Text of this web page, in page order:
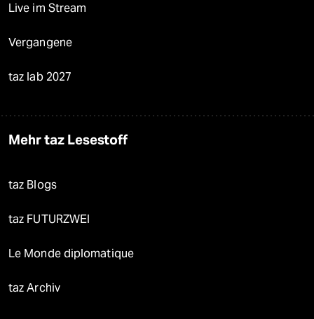
Live im Stream
Vergangene
taz lab 2027
Mehr taz Lesestoff
taz Blogs
taz FUTURZWEI
Le Monde diplomatique
taz Archiv